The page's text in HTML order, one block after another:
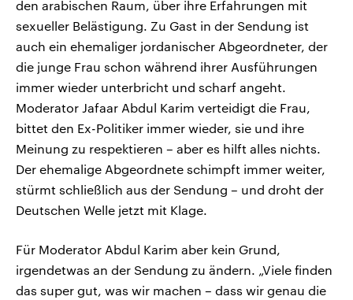
den arabischen Raum, über ihre Erfahrungen mit
sexueller Belästigung. Zu Gast in der Sendung ist
auch ein ehemaliger jordanischer Abgeordneter, der
die junge Frau schon während ihrer Ausführungen
immer wieder unterbricht und scharf angeht.
Moderator Jafaar Abdul Karim verteidigt die Frau,
bittet den Ex-Politiker immer wieder, sie und ihre
Meinung zu respektieren – aber es hilft alles nichts.
Der ehemalige Abgeordnete schimpft immer weiter,
stürmt schließlich aus der Sendung – und droht der
Deutschen Welle jetzt mit Klage.
Für Moderator Abdul Karim aber kein Grund,
irgendetwas an der Sendung zu ändern. „Viele finden
das super gut, was wir machen – dass wir genau die